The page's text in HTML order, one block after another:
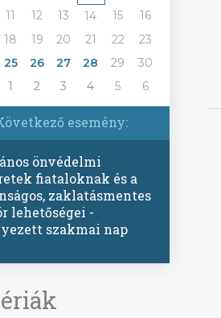
11 12 13 14 15
16
18 19 20 21 22
23
25 26 27 28 29
30
1 2 3 4 5 6
esemény:
önvédelmi
fiataloknak és a
zaklatásmentes
lehetőségei -
szakmai nap